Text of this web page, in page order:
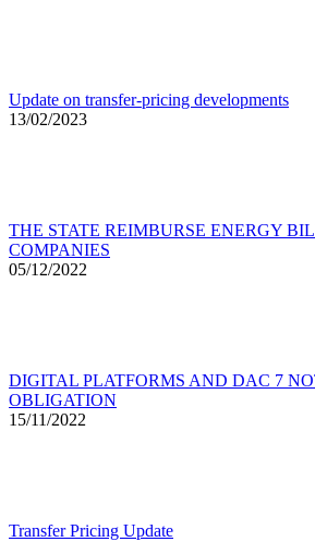
Update on transfer-pricing developments
13/02/2023
THE STATE REIMBURSE ENERGY
COMPANIES
05/12/2022
DIGITAL PLATFORMS AND DAC 7
OBLIGATION
15/11/2022
Transfer Pricing Update